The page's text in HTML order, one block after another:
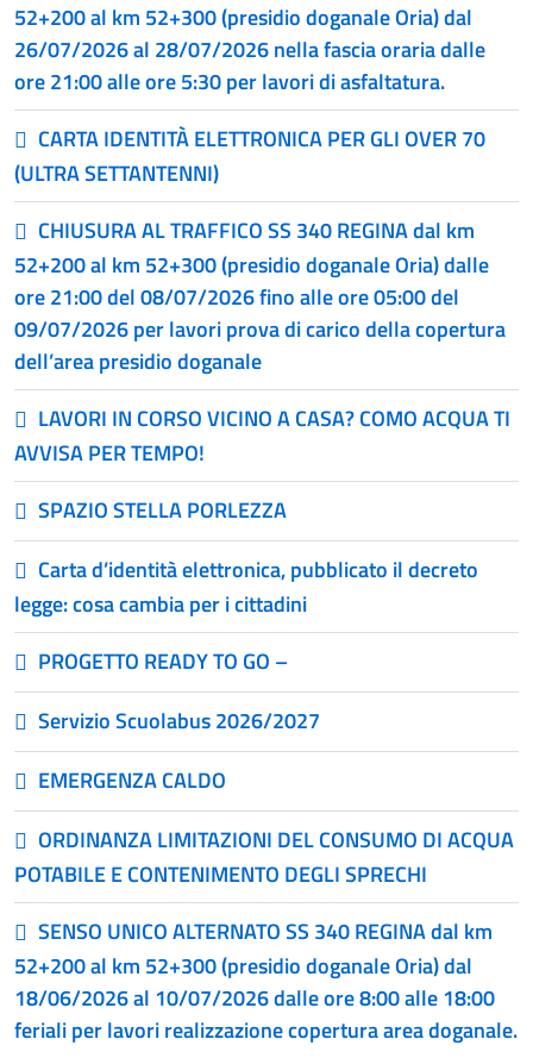
52+200 al km 52+300 (presidio doganale Oria) dal
26/07/2026 al 28/07/2026 nella fascia oraria dalle
ore 21:00 alle ore 5:30 per lavori di asfaltatura.
CARTA IDENTITÀ ELETTRONICA PER GLI OVER 70
(ULTRA SETTANTENNI)
CHIUSURA AL TRAFFICO SS 340 REGINA dal km
52+200 al km 52+300 (presidio doganale Oria) dalle
ore 21:00 del 08/07/2026 fino alle ore 05:00 del
09/07/2026 per lavori prova di carico della copertura
dell’area presidio doganale
LAVORI IN CORSO VICINO A CASA? COMO ACQUA TI
AVVISA PER TEMPO!
SPAZIO STELLA PORLEZZA
Carta d’identità elettronica, pubblicato il decreto
legge: cosa cambia per i cittadini
PROGETTO READY TO GO –
Servizio Scuolabus 2026/2027
EMERGENZA CALDO
ORDINANZA LIMITAZIONI DEL CONSUMO DI ACQUA
POTABILE E CONTENIMENTO DEGLI SPRECHI
SENSO UNICO ALTERNATO SS 340 REGINA dal km
52+200 al km 52+300 (presidio doganale Oria) dal
18/06/2026 al 10/07/2026 dalle ore 8:00 alle 18:00
feriali per lavori realizzazione copertura area doganale.